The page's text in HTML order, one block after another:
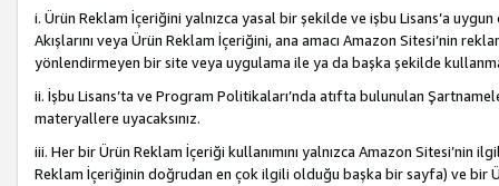
i. Ürün Reklam İçeriğini yalnızca yasal bir şekilde ve işbu Lisans’a uygun
Akışlarını veya Ürün Reklam İçeriğini, ana amacı Amazon Sitesi’nin
yönlendirmeyen bir site veya uygulama ile ya da başka şekilde
ii. İşbu Lisans’ta ve Program Politikaları’nda atıfta bulunulan
materyallere uyacaksınız.
iii. Her bir Ürün Reklam İçeriği kullanımını yalnızca Amazon
Reklam İçeriğinin doğrudan en çok ilgili olduğu başka bir sayfa) ve bir